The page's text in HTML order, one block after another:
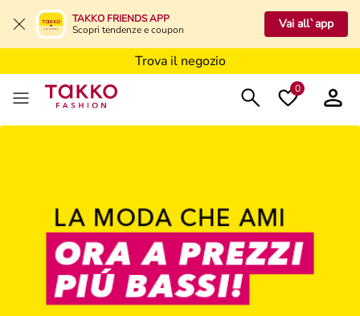
TAKKO FRIENDS APP
Scopri tendenze e coupon
Vai all`app
Trova il negozio
Trova il negozio
0